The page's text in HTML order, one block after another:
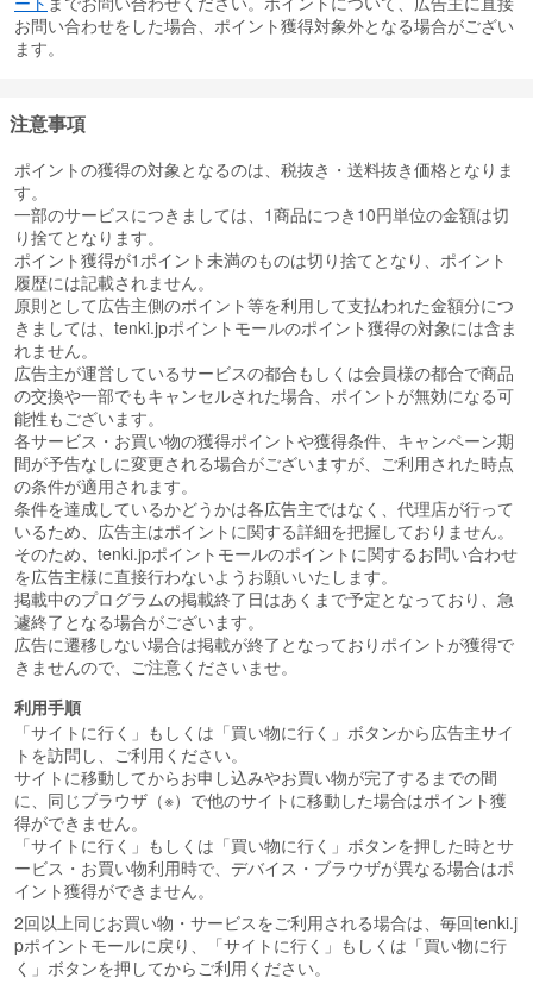
お問い合わせをした場合、ポイント獲得対象外となる場合がござい
ます。
注意事項
ポイントの獲得の対象となるのは、税抜き・送料抜き価格となりま
す。
一部のサービスにつきましては、1商品につき10円単位の金額は切
り捨てとなります。
ポイント獲得が1ポイント未満のものは切り捨てとなり、ポイント
履歴には記載されません。
原則として広告主側のポイント等を利用して支払われた金額分につ
きましては、tenki.jpポイントモールのポイント獲得の対象には含ま
れません。
広告主が運営しているサービスの都合もしくは会員様の都合で商品
の交換や一部でもキャンセルされた場合、ポイントが無効になる可
能性もございます。
各サービス・お買い物の獲得ポイントや獲得条件、キャンペーン期
間が予告なしに変更される場合がございますが、ご利用された時点
の条件が適用されます。
条件を達成しているかどうかは各広告主ではなく、代理店が行って
いるため、広告主はポイントに関する詳細を把握しておりません。
そのため、tenki.jpポイントモールのポイントに関するお問い合わせ
を広告主様に直接行わないようお願いいたします。
掲載中のプログラムの掲載終了日はあくまで予定となっており、急
遽終了となる場合がございます。
広告に遷移しない場合は掲載が終了となっておりポイントが獲得で
きませんので、ご注意くださいませ。
利用手順
「サイトに行く」もしくは「買い物に行く」ボタンから広告主サイ
トを訪問し、ご利用ください。
サイトに移動してからお申し込みやお買い物が完了するまでの間
に、同じブラウザ（※）で他のサイトに移動した場合はポイント獲
得ができません。
「サイトに行く」もしくは「買い物に行く」ボタンを押した時とサ
ービス・お買い物利用時で、デバイス・ブラウザが異なる場合はポ
イント獲得ができません。
2回以上同じお買い物・サービスをご利用される場合は、毎回tenki.j
pポイントモールに戻り、「サイトに行く」もしくは「買い物に行
く」ボタンを押してからご利用ください。